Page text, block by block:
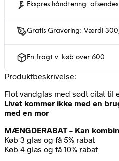
Ekspres håndtering:
Gratis Gravering: Værdi
Fri fragt v. køb over 600
Produktbeskrivelse:
Flot vandglas med sødt citat til
Livet kommer ikke med en
med en mor
MÆNGDERABAT – Kan
Køb 3 glas og få 5% rabat
Køb 4 glas og få 10% rabat